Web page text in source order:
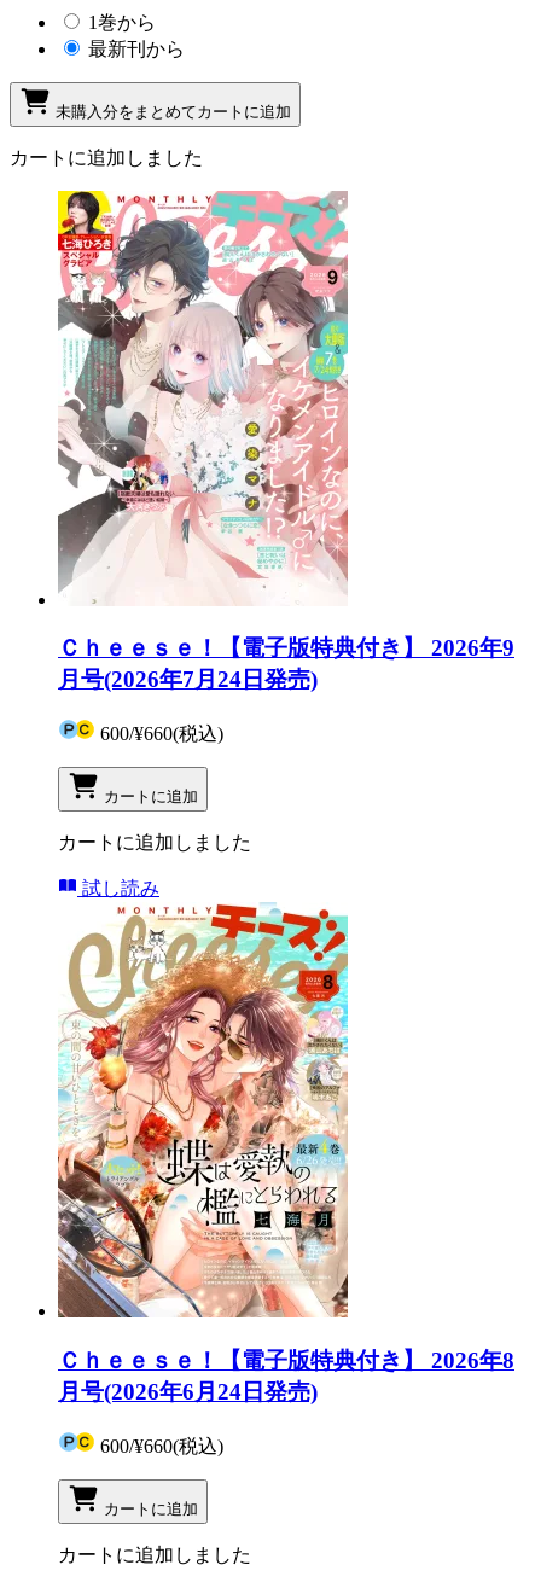
1巻から
最新刊から
未購入分をまとめてカートに追加
カートに追加しました
Ｃｈｅｅｓｅ！【電子版特典付き】 2026年9
月号(2026年7月24日発売)
600/¥660(税込)
カートに追加
カートに追加しました
試し読み
Ｃｈｅｅｓｅ！【電子版特典付き】 2026年8
月号(2026年6月24日発売)
600/¥660(税込)
カートに追加
カートに追加しました